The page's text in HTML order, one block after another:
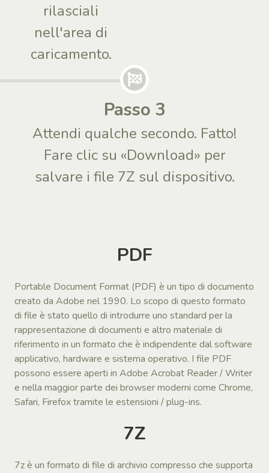
rilasciali
nell'area di
caricamento.
Passo 3
Attendi qualche secondo. Fatto!
Fare clic su «Download» per
salvare i file 7Z sul dispositivo.
PDF
Portable Document Format (PDF) è un tipo di documento
creato da Adobe nel 1990. Lo scopo di questo formato
di file è stato quello di introdurre uno standard per la
rappresentazione di documenti e altro materiale di
riferimento in un formato che è indipendente dal software
applicativo, hardware e sistema operativo. I file PDF
possono essere aperti in Adobe Acrobat Reader / Writer
e nella maggior parte dei browser moderni come Chrome,
Safari, Firefox tramite le estensioni / plug-ins.
7Z
7z è un formato di file di archivio compresso che supporta